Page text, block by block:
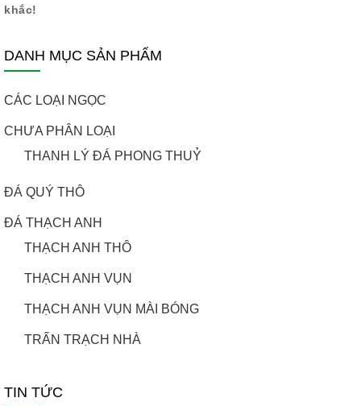
khắc!
DANH MỤC SẢN PHẨM
CÁC LOẠI NGỌC
CHƯA PHÂN LOẠI
THANH LÝ ĐÁ PHONG THUỶ
ĐÁ QUÝ THÔ
ĐÁ THẠCH ANH
THẠCH ANH THÔ
THẠCH ANH VỤN
THẠCH ANH VỤN MÀI BÓNG
TRẤN TRẠCH NHÀ
TIN TỨC